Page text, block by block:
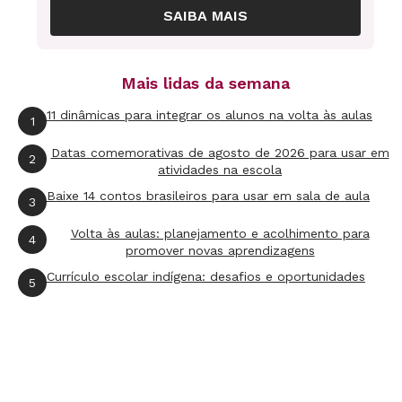
4. O que significa a cotação do barril de
petróleo?
O barril de petróleo é uma unidade de medida
equivalente a aproximadamente 159 litros de
petróleo. O seu preço é definido pelos países
produtores de acordo com a quantidade que
definem colocar à disposição para compra no
SAIBA MAIS
Mais lidas da semana
1 11 dinâmicas para integrar os alunos na volta às aulas
2
Datas comemorativas de agosto de 2026 para usar em
atividades na escola
3 Baixe 14 contos brasileiros para usar em sala de aula
4
Volta às aulas: planejamento e acolhimento para
promover novas aprendizagens
5 Currículo escolar indígena: desafios e oportunidades